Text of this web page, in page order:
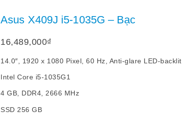
Asus X409J i5-1035G – Bạc
16,489,000₫
14.0″, 1920 x 1080 Pixel, 60 Hz, Anti-glare LED-backlit
Intel Core i5-1035G1
4 GB, DDR4, 2666 MHz
SSD 256 GB